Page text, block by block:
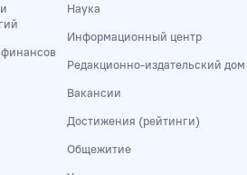
Наука
Информационный центр
Редакционно-издательский дом
Вакансии
Достижения (рейтинги)
Общежитие